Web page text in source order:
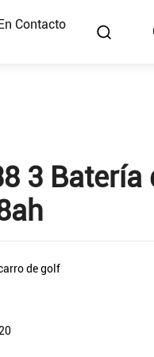
Contacto
3 Batería
de golf